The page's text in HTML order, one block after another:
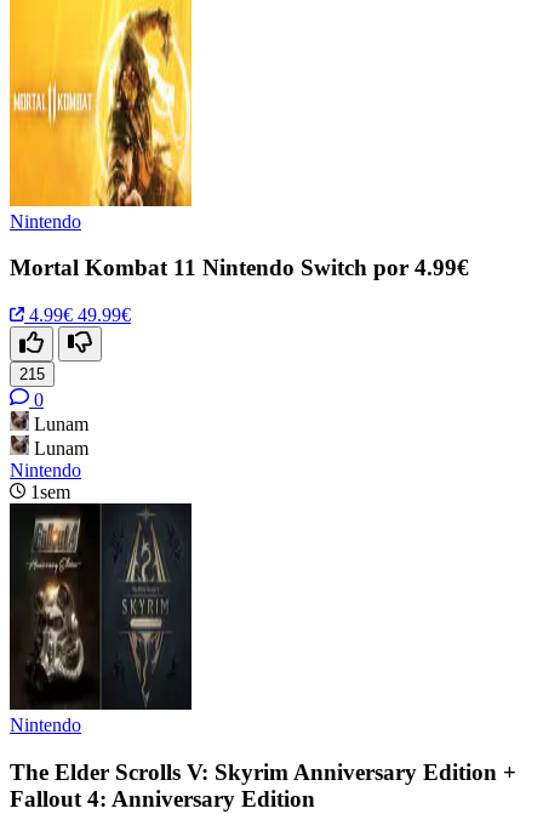
Nintendo
Mortal Kombat 11 Nintendo Switch por 4.99€
4.99€ 49.99€
215
0
Lunam
Lunam
Nintendo
1sem
Nintendo
The Elder Scrolls V: Skyrim Anniversary Edition +
Fallout 4: Anniversary Edition